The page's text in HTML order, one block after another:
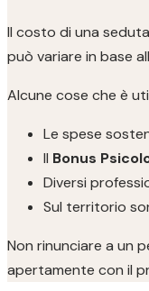
Il costo di una
può variare in base
Alcune cose che è
Le spese
Il Bonus
Diversi
Sul territorio
Non rinunciare a un
apertamente con il